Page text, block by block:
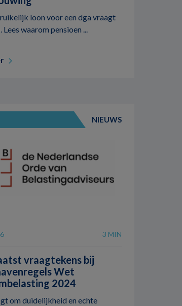
loon voor een dga vraagt
waarom pensioen ...
NIEUWS
3 MIN
vraagtekens bij
Wet
2024
om duidelijkheid en echte